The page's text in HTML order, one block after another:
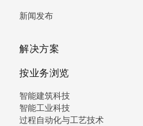
新闻发布
解决方案
按业务浏览
智能建筑科技
智能工业科技
过程自动化与工艺技术